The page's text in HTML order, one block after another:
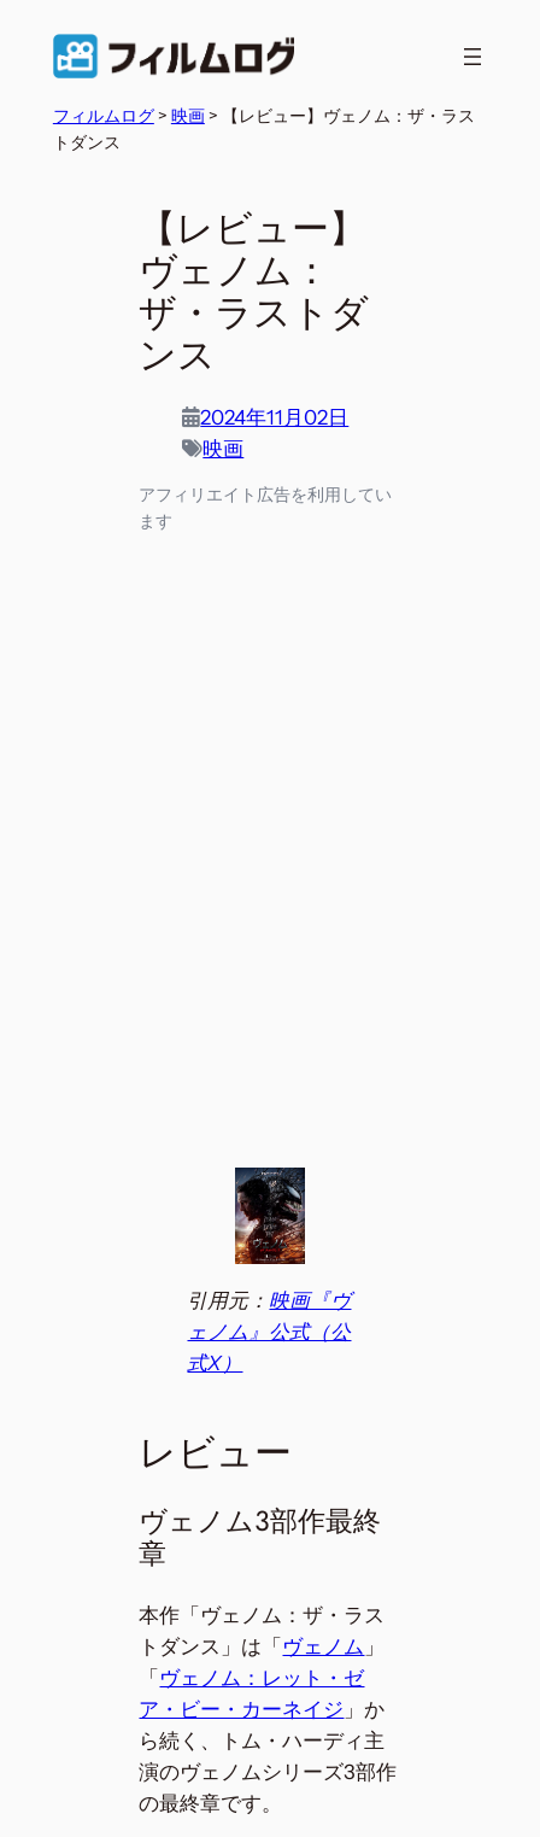
フィルムログ> 映画>
【レビュー】ヴェノム：ザ・ラス
トダンス
【レビュー】
ヴェノム：
ザ・ラストダ
ンス
2024年11月02日
映画
アフィリエイト広告を利用してい
ます
引用元： 映画『ヴ
ェノム』公式（公
式X）
レビュー
ヴェノム3部作最終
章
本作「ヴェノム：ザ・ラス
トダンス」は「ヴェノム 」
「ヴェノム：レット・ゼ
ア・ビー・カーネイジ 」か
ら続く、トム・ハーディ主
演のヴェノムシリーズ3部作
の最終章です。